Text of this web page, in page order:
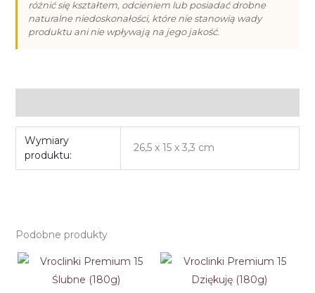
różnić się kształtem, odcieniem lub posiadać drobne
naturalne niedoskonałości, które nie stanowią wady
produktu ani nie wpływają na jego jakość.
Wymiary
produktu:
26,5 x 15 x 3,3 cm
Podobne produkty